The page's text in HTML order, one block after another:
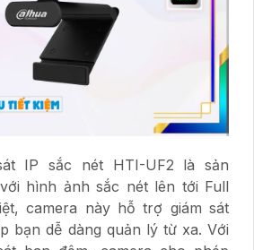
IP sắc nét HTI-UF2 là sản
hình ảnh sắc nét lên tới Full
camera này hỗ trợ giám sát
bạn dễ dàng quản lý từ xa. Với